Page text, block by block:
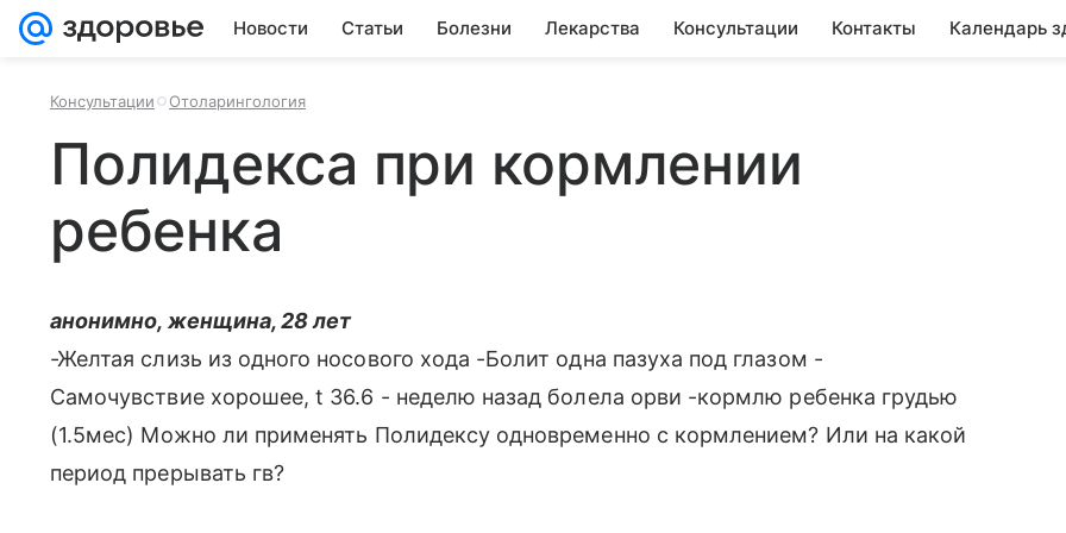
Новости Статьи Болезни Лекарства Консультации Контакты Календарь
Консультации Отоларингология
Полидекса при кормлении
ребенка
анонимно, женщина, 28 лет
-Желтая слизь из одного носового хода -Болит одна пазуха под глазом -
Самочувствие хорошее, t 36.6 - неделю назад болела орви -кормлю ребенка грудью
(1.5мес) Можно ли применять Полидексу одновременно с кормлением? Или на какой
период прерывать гв?